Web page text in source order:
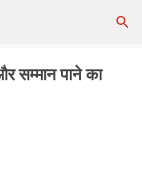
सम्मान पाने का